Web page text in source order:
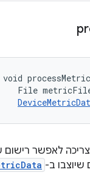
File
לאפשר רישום
שיוצבו ב-